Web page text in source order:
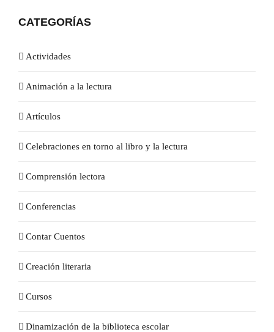
CATEGORÍAS
Actividades
Animación a la lectura
Artículos
Celebraciones en torno al libro y la lectura
Comprensión lectora
Conferencias
Contar Cuentos
Creación literaria
Cursos
Dinamización de la biblioteca escolar